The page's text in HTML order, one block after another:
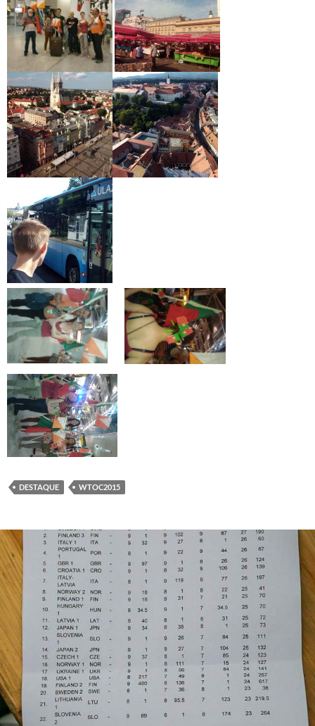
DESTAQUE WTOC2015